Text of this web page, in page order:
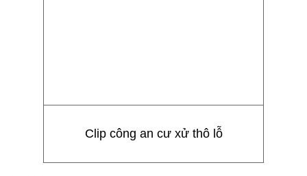
Clip công an cư xử thô lỗ